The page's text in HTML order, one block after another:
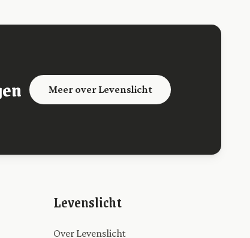
Meer over Levenslicht
Levenslicht
Over Levenslicht